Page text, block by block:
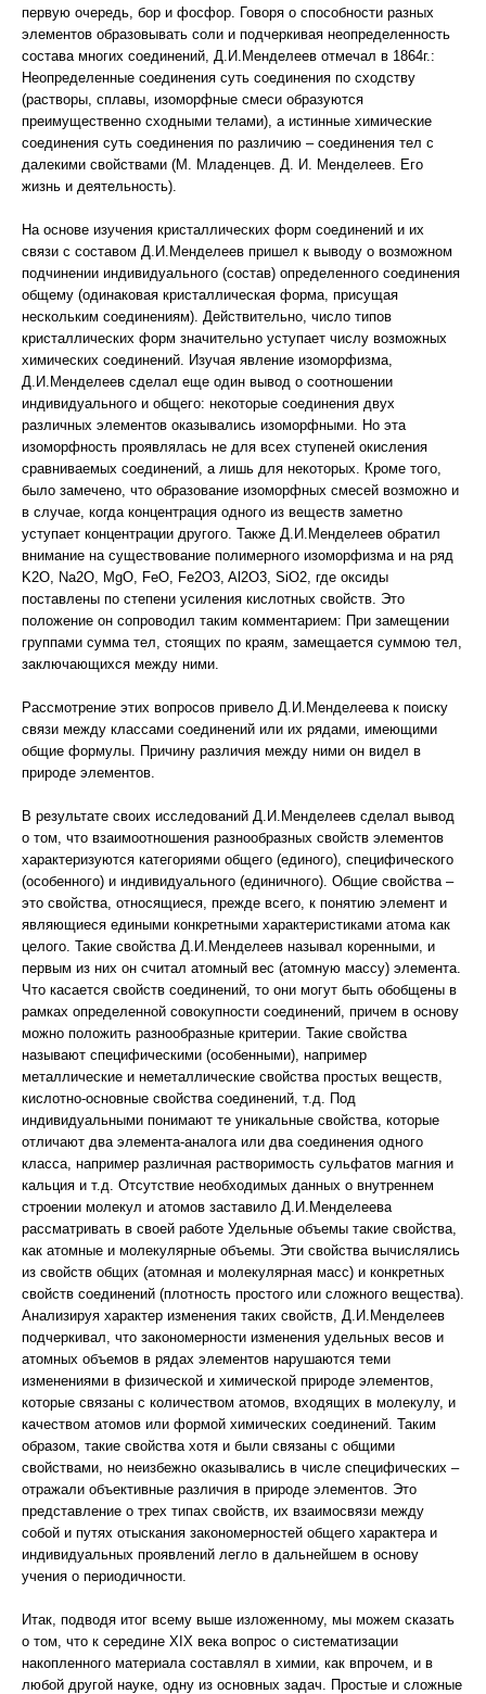
первую очередь, бор и фосфор. Говоря о способности разных
элементов образовывать соли и подчеркивая неопределенность
состава многих соединений, Д.И.Менделеев отмечал в 1864г.:
Неопределенные соединения суть соединения по сходству
(растворы, сплавы, изоморфные смеси образуются
преимущественно сходными телами), а истинные химические
соединения суть соединения по различию – соединения тел с
далекими свойствами (М. Младенцев. Д. И. Менделеев. Его
жизнь и деятельность).
На основе изучения кристаллических форм соединений и их
связи с составом Д.И.Менделеев пришел к выводу о возможном
подчинении индивидуального (состав) определенного соединения
общему (одинаковая кристаллическая форма, присущая
нескольким соединениям). Действительно, число типов
кристаллических форм значительно уступает числу возможных
химических соединений. Изучая явление изоморфизма,
Д.И.Менделеев сделал еще один вывод о соотношении
индивидуального и общего: некоторые соединения двух
различных элементов оказывались изоморфными. Но эта
изоморфность проявлялась не для всех ступеней окисления
сравниваемых соединений, а лишь для некоторых. Кроме того,
было замечено, что образование изоморфных смесей возможно и
в случае, когда концентрация одного из веществ заметно
уступает концентрации другого. Также Д.И.Менделеев обратил
внимание на существование полимерного изоморфизма и на ряд
K2O, Na2O, MgO, FeO, Fe2O3, Al2O3, SiO2, где оксиды
поставлены по степени усиления кислотных свойств. Это
положение он сопроводил таким комментарием: При замещении
группами сумма тел, стоящих по краям, замещается суммою тел,
заключающихся между ними.
Рассмотрение этих вопросов привело Д.И.Менделеева к поиску
связи между классами соединений или их рядами, имеющими
общие формулы. Причину различия между ними он видел в
природе элементов.
В результате своих исследований Д.И.Менделеев сделал вывод
о том, что взаимоотношения разнообразных свойств элементов
характеризуются категориями общего (единого), специфического
(особенного) и индивидуального (единичного). Общие свойства –
это свойства, относящиеся, прежде всего, к понятию элемент и
являющиеся едиными конкретными характеристиками атома как
целого. Такие свойства Д.И.Менделеев называл коренными, и
первым из них он считал атомный вес (атомную массу) элемента.
Что касается свойств соединений, то они могут быть обобщены в
рамках определенной совокупности соединений, причем в основу
можно положить разнообразные критерии. Такие свойства
называют специфическими (особенными), например
металлические и неметаллические свойства простых веществ,
кислотно-основные свойства соединений, т.д. Под
индивидуальными понимают те уникальные свойства, которые
отличают два элемента-аналога или два соединения одного
класса, например различная растворимость сульфатов магния и
кальция и т.д. Отсутствие необходимых данных о внутреннем
строении молекул и атомов заставило Д.И.Менделеева
рассматривать в своей работе Удельные объемы такие свойства,
как атомные и молекулярные объемы. Эти свойства вычислялись
из свойств общих (атомная и молекулярная масс) и конкретных
свойств соединений (плотность простого или сложного вещества).
Анализируя характер изменения таких свойств, Д.И.Менделеев
подчеркивал, что закономерности изменения удельных весов и
атомных объемов в рядах элементов нарушаются теми
изменениями в физической и химической природе элементов,
которые связаны с количеством атомов, входящих в молекулу, и
качеством атомов или формой химических соединений. Таким
образом, такие свойства хотя и были связаны с общими
свойствами, но неизбежно оказывались в числе специфических –
отражали объективные различия в природе элементов. Это
представление о трех типах свойств, их взаимосвязи между
собой и путях отыскания закономерностей общего характера и
индивидуальных проявлений легло в дальнейшем в основу
учения о периодичности.
Итак, подводя итог всему выше изложенному, мы можем сказать
о том, что к середине XIX века вопрос о систематизации
накопленного материала составлял в химии, как впрочем, и в
любой другой науке, одну из основных задач. Простые и сложные